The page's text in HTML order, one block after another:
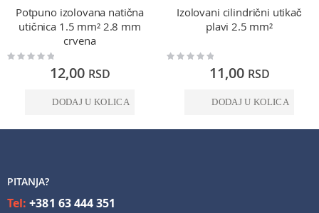
Potpuno izolovana natična
utičnica 1.5 mm² 2.8 mm
crvena
Rating:
12,00 RSD
DODAJ U KOLICA
Izolovani cilindrični utikač
plavi 2.5 mm²
Rating:
11,00 RSD
DODAJ U KOLICA
PITANJA?
Tel:+381 63 444 351